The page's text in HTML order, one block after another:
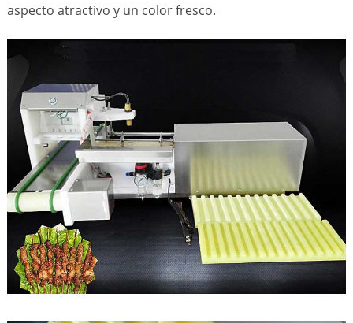
aspecto atractivo y un color fresco.